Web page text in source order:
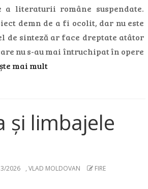
a literaturii române suspendate.
demn de a fi ocolit, dar nu este
de sinteză ar face dreptate atâtor
nu s-au mai întruchipat în opere
mai mult
și limbajele
3/2026 , VLAD MOLDOVAN
FIRE